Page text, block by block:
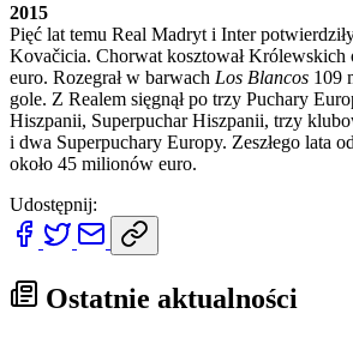
2015
Pięć lat temu Real Madryt i Inter
Kovačicia. Chorwat kosztował Królewskich
euro. Rozegrał w barwach Los Blancos 109
gole. Z Realem sięgnął po trzy Puchary
Hiszpanii, Superpuchar Hiszpanii, trzy
i dwa Superpuchary Europy. Zeszłego lata
około 45 milionów euro.
Udostępnij:
Ostatnie aktualności